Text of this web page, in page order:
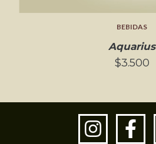
BEBIDAS
Aquarius
$3.500